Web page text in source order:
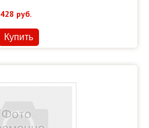
428 руб.
Купить